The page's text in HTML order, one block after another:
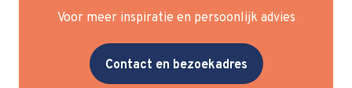
Voor meer inspiratie en persoonlijk advies
Contact en bezoekadres